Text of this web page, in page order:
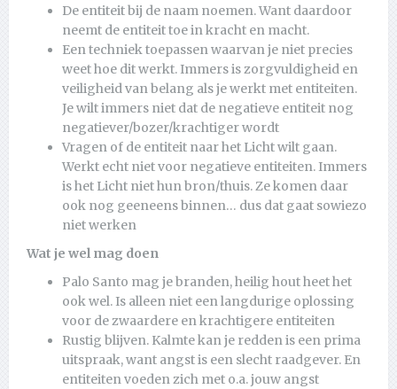
De entiteit bij de naam noemen. Want daardoor
neemt de entiteit toe in kracht en macht.
Een techniek toepassen waarvan je niet precies
weet hoe dit werkt. Immers is zorgvuldigheid en
veiligheid van belang als je werkt met entiteiten.
Je wilt immers niet dat de negatieve entiteit nog
negatiever/bozer/krachtiger wordt
Vragen of de entiteit naar het Licht wilt gaan.
Werkt echt niet voor negatieve entiteiten. Immers
is het Licht niet hun bron/thuis. Ze komen daar
ook nog geeneens binnen… dus dat gaat sowiezo
niet werken
Wat je wel mag doen
Palo Santo mag je branden, heilig hout heet het
ook wel. Is alleen niet een langdurige oplossing
voor de zwaardere en krachtigere entiteiten
Rustig blijven. Kalmte kan je redden is een prima
uitspraak, want angst is een slecht raadgever. En
entiteiten voeden zich met o.a. jouw angst